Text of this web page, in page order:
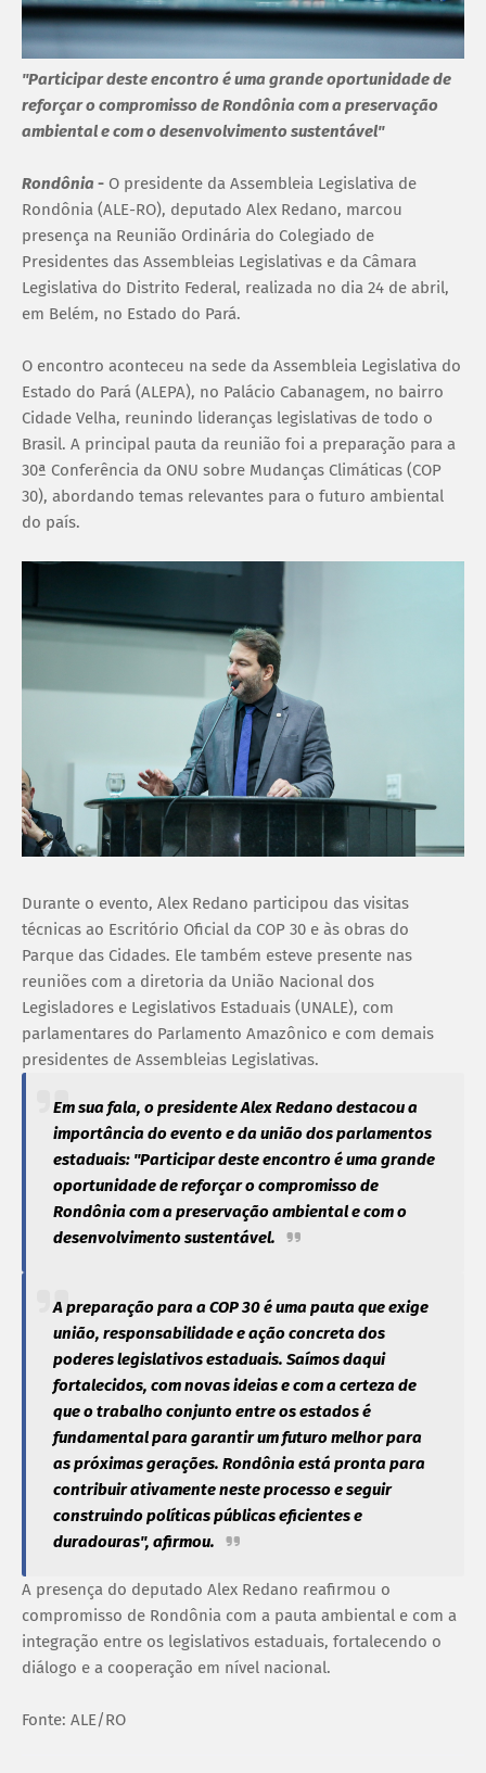
"Participar deste encontro é uma grande oportunidade de
reforçar o compromisso de Rondônia com a preservação
ambiental e com o desenvolvimento sustentável"
Rondônia - O presidente da Assembleia Legislativa de
Rondônia (ALE-RO), deputado Alex Redano, marcou
presença na Reunião Ordinária do Colegiado de
Presidentes das Assembleias Legislativas e da Câmara
Legislativa do Distrito Federal, realizada no dia 24 de abril,
em Belém, no Estado do Pará.
O encontro aconteceu na sede da Assembleia Legislativa do
Estado do Pará (ALEPA), no Palácio Cabanagem, no bairro
Cidade Velha, reunindo lideranças legislativas de todo o
Brasil. A principal pauta da reunião foi a preparação para a
30ª Conferência da ONU sobre Mudanças Climáticas (COP
30), abordando temas relevantes para o futuro ambiental
do país.
Durante o evento, Alex Redano participou das visitas
técnicas ao Escritório Oficial da COP 30 e às obras do
Parque das Cidades. Ele também esteve presente nas
reuniões com a diretoria da União Nacional dos
Legisladores e Legislativos Estaduais (UNALE), com
parlamentares do Parlamento Amazônico e com demais
presidentes de Assembleias Legislativas.
Em sua fala, o presidente Alex Redano destacou a
importância do evento e da união dos parlamentos
estaduais: "Participar deste encontro é uma grande
oportunidade de reforçar o compromisso de
Rondônia com a preservação ambiental e com o
desenvolvimento sustentável.
A preparação para a COP 30 é uma pauta que exige
união, responsabilidade e ação concreta dos
poderes legislativos estaduais. Saímos daqui
fortalecidos, com novas ideias e com a certeza de
que o trabalho conjunto entre os estados é
fundamental para garantir um futuro melhor para
as próximas gerações. Rondônia está pronta para
contribuir ativamente neste processo e seguir
construindo políticas públicas eficientes e
duradouras", afirmou.
A presença do deputado Alex Redano reafirmou o
compromisso de Rondônia com a pauta ambiental e com a
integração entre os legislativos estaduais, fortalecendo o
diálogo e a cooperação em nível nacional.
Fonte: ALE/RO